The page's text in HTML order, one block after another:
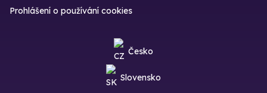
Prohlášení o používání cookies
Česko
Slovensko